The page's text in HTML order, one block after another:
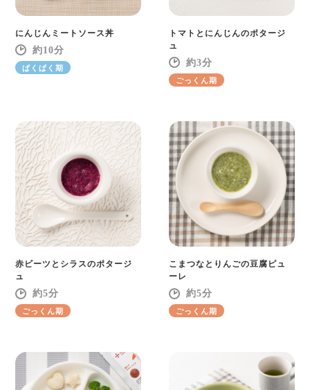
にんじんミートソース丼
10
ぱくぱく期
トマトとにんじんのポタージ
ュ
3
ごっくん期
赤ビーツとシラスのポタージ
ュ
5
ごっくん期
こまつなとりんごの豆腐ピュ
ーレ
5
ごっくん期